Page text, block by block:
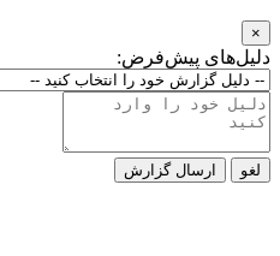
×
دلیل‌های پیش‌فرض:
لغو ارسال گزارش